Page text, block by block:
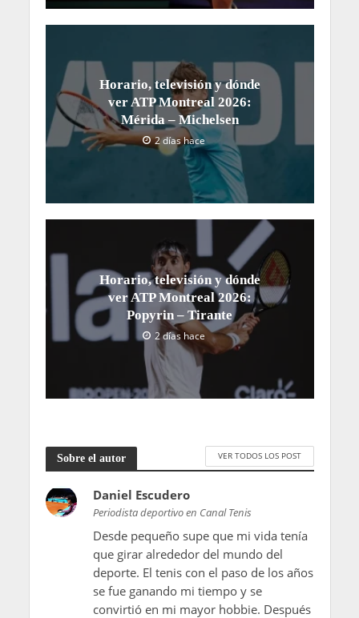
Horario, televisión y dónde
ver ATP Montreal 2026:
Mérida – Michelsen
2 días hace
Horario, televisión y dónde
ver ATP Montreal 2026:
Popyrin – Tirante
2 días hace
Sobre el autor VER TODOS LOS POST
Daniel Escudero
Periodista deportivo en Canal Tenis
Desde pequeño supe que mi vida tenía
que girar alrededor del mundo del
deporte. El tenis con el paso de los años
se fue ganando mi tiempo y se
convirtió en mi mayor hobbie. Después